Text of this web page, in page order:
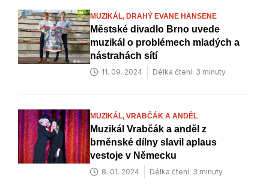
MUZIKÁL, DRAHÝ EVANE HANSENE
Městské divadlo Brno uvede
muzikál o problémech mladých a
nástrahách sítí
11. 09. 2024 Délka čtení: 3 minuty
MUZIKÁL, VRABČÁK A ANDĚL
Muzikál Vrabčák a anděl z
brněnské dílny slavil aplaus
vestoje v Německu
8. 01. 2024 Délka čtení: 3 minuty